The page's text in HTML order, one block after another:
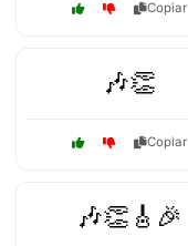
Copiar
🎶👏
Copiar
🎶👏🎸🎉